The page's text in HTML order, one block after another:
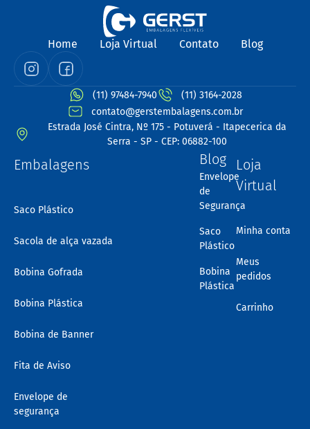
Home Loja Virtual Contato Blog
(11) 97484-7940
(11) 3164-2028
contato@gerstembalagens.com.br
Estrada José Cintra, Nº 175 - Potuverá - Itapecerica da
Serra - SP - CEP: 06882-100
Embalagens
Saco Plástico
Sacola de alça vazada
Bobina Gofrada
Bobina Plástica
Bobina de Banner
Fita de Aviso
Envelope de
segurança
Blog
Envelope
de
Segurança
Saco
Plástico
Bobina
Plástica
Loja
Virtual
Minha conta
Meus
pedidos
Carrinho